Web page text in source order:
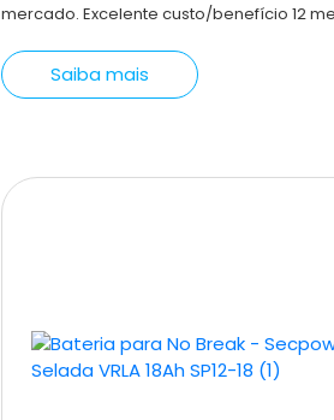
mercado. Excelente custo/benefício 12
Saiba mais